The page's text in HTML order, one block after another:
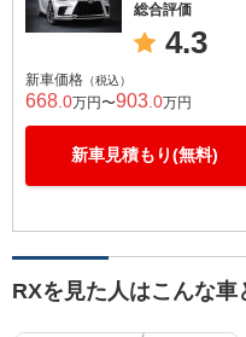
総合評価
4.3
新車価格 （税込）
668 .0万円〜903 .0万円
新車見積もり(無料)
RXを見た人はこんな